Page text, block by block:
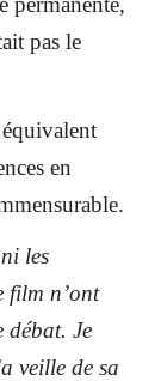
pas le
équivalent
en
les
film n’ont
débat. Je
veille de sa